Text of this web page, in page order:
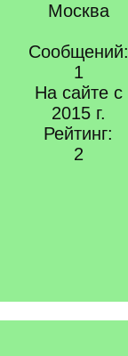
Москва
Сообщений:
1
На сайте с
2015 г.
Рейтинг:
2